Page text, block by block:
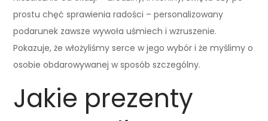
prostu chęć sprawienia radości – personalizowany
podarunek zawsze wywoła uśmiech i wzruszenie.
Pokazuje, że włożyliśmy serce w jego wybór i że myślimy o
osobie obdarowywanej w sposób szczególny.
Jakie prezenty